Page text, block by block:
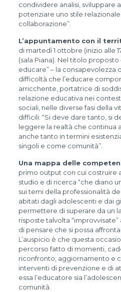
condividere analisi, sviluppare
potenziare uno stile
collaborazione”.
L’appuntamento con il
di martedì 1 ottobre (inizio alle
(sala Piana). Nel titolo proposto
educare” – la consapevolezza
difficoltà che l’educare
arricchente, portatrice di
relazione educativa nei
sociali, nelle diverse fasi della
difficili: “Si deve dare tanto, si
leggere la realtà che continua
anche tanto in termini
singoli e come comunità”.
Una mappa delle
primo output con cui costruire
studio e di ricerca “che diano
sui temi della professionalità
abitati dagli adolescenti e dai
permettere di superare da un
risposte talvolta “improvvisate”
di pensare che si possa
L’auspicio è che questa
percorso fatto di momenti,
riconfronto, aggiornamento e
interventi di prevenzione e di
essa l’educatore sia
comunità.